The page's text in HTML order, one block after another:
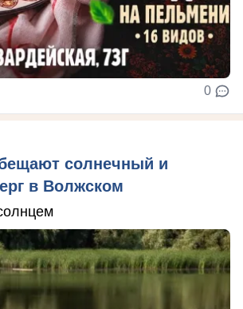
0
солнечный и
в Волжском